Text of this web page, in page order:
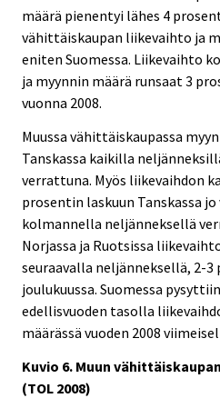
määrä pienentyi lähes 4
vähittäiskaupan liikevaihto ja
eniten Suomessa. Liikevaihto
ja myynnin määrä runsaat 3
vuonna 2008.
Muussa vähittäiskaupassa
Tanskassa kaikilla
verrattuna. Myös liikevaihdon
prosentin laskuun Tanskassa jo
kolmannella neljänneksellä
Norjassa ja Ruotsissa
seuraavalla neljänneksellä, 2-
joulukuussa. Suomessa
edellisvuoden tasolla
määrässä vuoden 2008
Kuvio 6. Muun
(TOL 2008)